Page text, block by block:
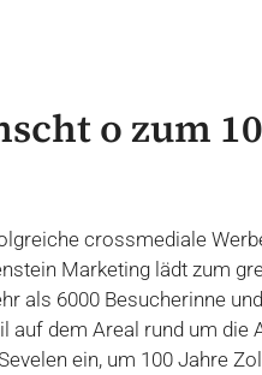
o zum
crossmediale
Marketing lädt zum
als 6000 Besucherinne
auf dem Areal rund um die
ein, um 100 Jahre